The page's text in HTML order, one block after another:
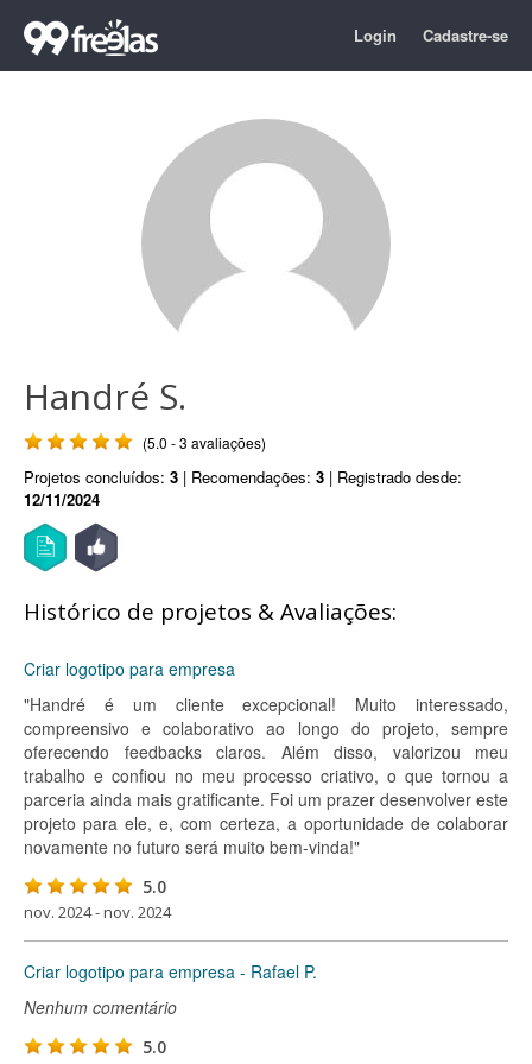
Login Cadastre-se
Handré S.
(5.0 - 3 avaliações)
Projetos concluídos: 3 | Recomendações: 3 | Registrado desde:
12/11/2024
Histórico de projetos & Avaliações:
Criar logotipo para empresa
"Handré é um cliente excepcional! Muito interessado,
compreensivo e colaborativo ao longo do projeto, sempre
oferecendo feedbacks claros. Além disso, valorizou meu
trabalho e confiou no meu processo criativo, o que tornou a
parceria ainda mais gratificante. Foi um prazer desenvolver este
projeto para ele, e, com certeza, a oportunidade de colaborar
novamente no futuro será muito bem-vinda!"
5.0
nov. 2024 - nov. 2024
Criar logotipo para empresa - Rafael P.
Nenhum comentário
5.0